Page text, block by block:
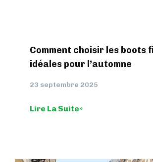
Comment choisir les boots
idéales pour l’automne
23 septembre 2025
Lire La Suite»